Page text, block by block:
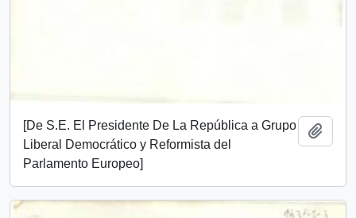
[De S.E. El Presidente De La República a Grupo
Liberal Democrático y Reformista del
Parlamento Europeo]